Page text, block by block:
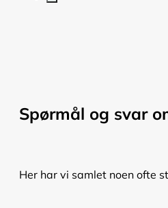
Spørmål og svar
Her har vi samlet noen ofte